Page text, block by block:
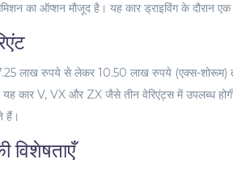
का ऑप्शन मौजूद है। यह कार ड्राइविंग के दौरान
लाख रुपये से लेकर 10.50 लाख रुपये (एक्स-शोरूम)
यह कार V, VX और ZX जैसे तीन वेरिएंट्स में उपलब्ध
हैं।
विशेषताएँ